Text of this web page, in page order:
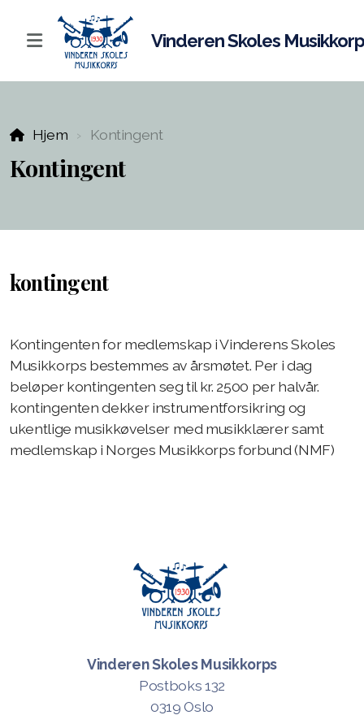
Vinderen Skoles
Hjem Kontingent
Kontingent
kontingent
Kontingenten for medlemskap i Vinderens Skoles
Musikkorps bestemmes av årsmøtet. Per i dag
beløper kontingenten seg til kr. 2500 per halvår.
kontingenten dekker instrumentforsikring og
ukentlige musikkøvelser med musikklærer samt
medlemskap i Norges Musikkorps forbund (NMF)
Vinderen Skoles Musikkorps
Postboks 132
0319 Oslo
Juniorkorps
Aspirantkorps
Instrumenter
Uniformer
Spond
Dugnad
Kontingent